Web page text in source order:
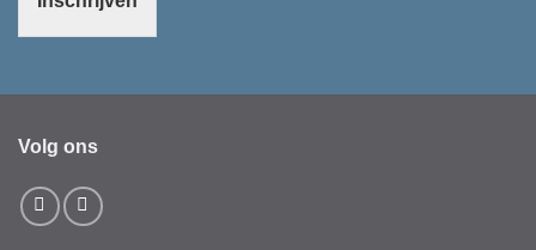
Volg ons